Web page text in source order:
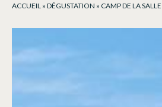
ACCUEIL » DÉGUSTATION » CAMP DE LA SALLE